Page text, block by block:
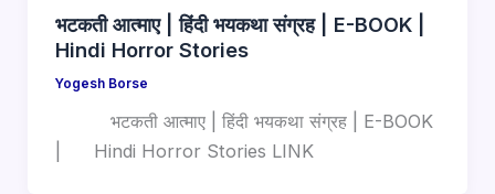
भटकती आत्माए | हिंदी भयकथा संग्रह | E-BOOK |
Hindi Horror Stories
Yogesh Borse
भटकती आत्माए | हिंदी भयकथा संग्रह | E-BOOK
| Hindi Horror Stories LINK